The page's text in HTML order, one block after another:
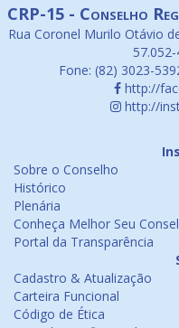
CRP-15 - Conselho
Rua Coronel Murilo Otávio
Fone: (82) 3023-
http://
http://
Sobre o Conselho
Histórico
Plenária
Conheça Melhor Seu
Portal da Transparência
Cadastro & Atualização
Carteira Funcional
Código de Ética